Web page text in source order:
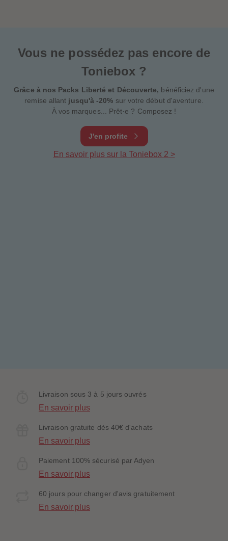
Vous ne possédez pas encore de
Toniebox ?
Grâce à nos Packs Liberté et Découverte, bénéficiez d'une
remise allant jusqu'à -20% sur votre début d'aventure.
À vos marques... Prêt·e ? Composez !
J'en profite
En savoir plus sur la Toniebox 2 >
Livraison sous 3 à 5 jours ouvrés
En savoir plus
Livraison gratuite dès 40€ d'achats
En savoir plus
Paiement 100% sécurisé par Adyen
En savoir plus
60 jours pour changer d'avis gratuitement
En savoir plus